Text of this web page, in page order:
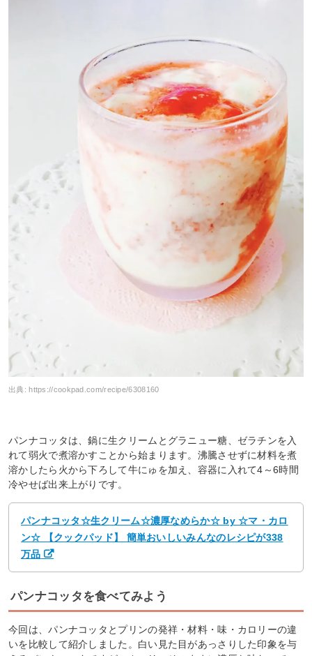
出典: https://cookpad.com/recipe/6308160
パンナコッタは、鍋に生クリームとグラニュー糖、ゼラチンを入
れて弱火で煮溶かすことから始まります。沸騰させずに材料を煮
溶かしたら火から下ろして牛にゅを加え、容器に入れて4～6時間
冷やせば出来上がりです。
パンナコッタ☆生クリーム☆濃厚なめらか☆ by ☆マ・カロ
ン☆ 【クックパッド】 簡単おいしいみんなのレシピが338
万品
パンナコッタを食べてみよう
今回は、パンナコッタとプリンの発祥・材料・味・カロリーの違
いを比較して紹介しました。白い見た目があっさりした印象を与